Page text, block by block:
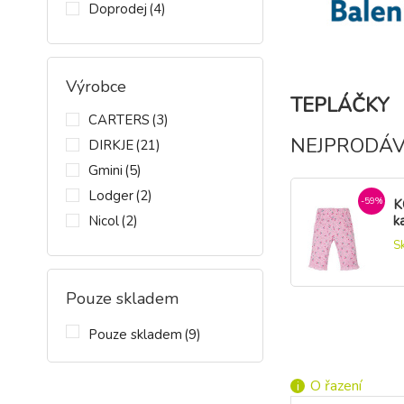
Doprodej (4)
Výrobce
CARTERS (3)
DIRKJE(21)
Gmini (5)
Lodger(2)
Nicol(2)
Pouze skladem
Pouze skladem (9)
TEPLÁČKY
-59%
O řazení